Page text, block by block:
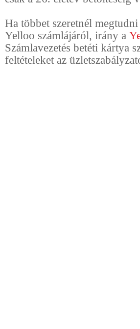
Ha többet szeretnél
Yelloo számlájáról, irány a
Számlavezetés betéti kártya
feltételeket az